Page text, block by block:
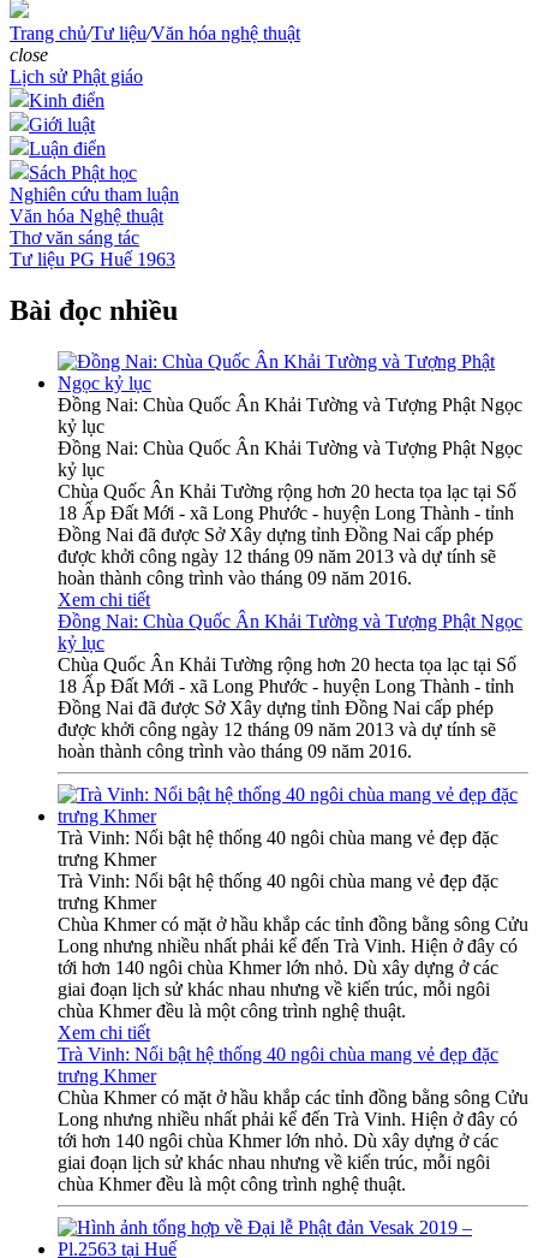
Trang chủ/Tư liệu/Văn hóa nghệ thuật
close
Lịch sử Phật giáo
Kinh điển
Giới luật
Luận điển
Sách Phật học
Nghiên cứu tham luận
Văn hóa Nghệ thuật
Thơ văn sáng tác
Tư liệu PG Huế 1963
Bài đọc nhiều
Đồng Nai: Chùa Quốc Ân Khải Tường và Tượng Phật Ngọc
kỷ lục
Đồng Nai: Chùa Quốc Ân Khải Tường và Tượng Phật Ngọc
kỷ lục
Chùa Quốc Ân Khải Tường rộng hơn 20 hecta tọa lạc tại Số
18 Ấp Đất Mới - xã Long Phước - huyện Long Thành - tỉnh
Đồng Nai đã được Sở Xây dựng tỉnh Đồng Nai cấp phép
được khởi công ngày 12 tháng 09 năm 2013 và dự tính sẽ
hoàn thành công trình vào tháng 09 năm 2016.
Xem chi tiết
Đồng Nai: Chùa Quốc Ân Khải Tường và Tượng Phật Ngọc
kỷ lục
Chùa Quốc Ân Khải Tường rộng hơn 20 hecta tọa lạc tại Số
18 Ấp Đất Mới - xã Long Phước - huyện Long Thành - tỉnh
Đồng Nai đã được Sở Xây dựng tỉnh Đồng Nai cấp phép
được khởi công ngày 12 tháng 09 năm 2013 và dự tính sẽ
hoàn thành công trình vào tháng 09 năm 2016.
Trà Vinh: Nổi bật hệ thống 40 ngôi chùa mang vẻ đẹp đặc
trưng Khmer
Trà Vinh: Nổi bật hệ thống 40 ngôi chùa mang vẻ đẹp đặc
trưng Khmer
Chùa Khmer có mặt ở hầu khắp các tỉnh đồng bằng sông Cửu
Long nhưng nhiều nhất phải kể đến Trà Vinh. Hiện ở đây có
tới hơn 140 ngôi chùa Khmer lớn nhỏ. Dù xây dựng ở các
giai đoạn lịch sử khác nhau nhưng về kiến trúc, mỗi ngôi
chùa Khmer đều là một công trình nghệ thuật.
Xem chi tiết
Trà Vinh: Nổi bật hệ thống 40 ngôi chùa mang vẻ đẹp đặc
trưng Khmer
Chùa Khmer có mặt ở hầu khắp các tỉnh đồng bằng sông Cửu
Long nhưng nhiều nhất phải kể đến Trà Vinh. Hiện ở đây có
tới hơn 140 ngôi chùa Khmer lớn nhỏ. Dù xây dựng ở các
giai đoạn lịch sử khác nhau nhưng về kiến trúc, mỗi ngôi
chùa Khmer đều là một công trình nghệ thuật.